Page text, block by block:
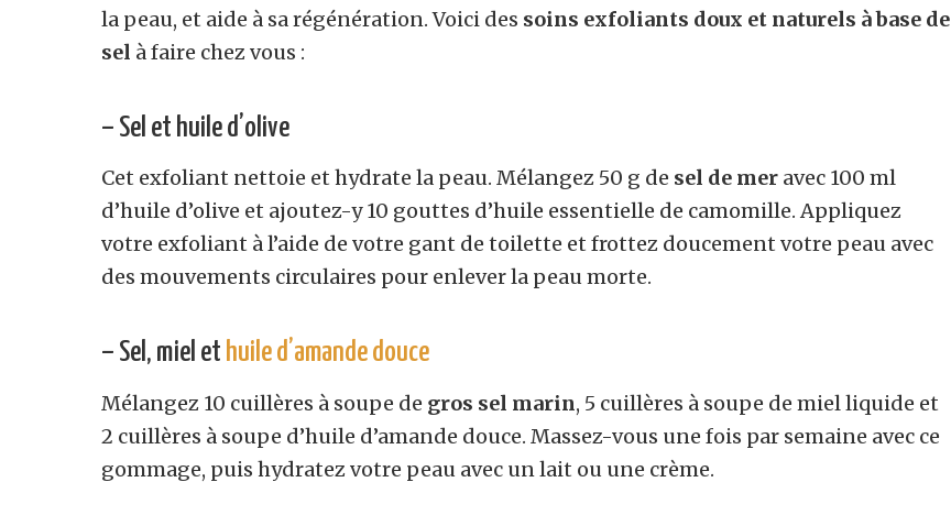
la peau, et aide à sa régénération. Voici des soins exfoliants doux et naturels à base de
sel à faire chez vous :
– Sel et huile d’olive
Cet exfoliant nettoie et hydrate la peau. Mélangez 50 g de sel de mer avec 100 ml
d’huile d’olive et ajoutez-y 10 gouttes d’huile essentielle de camomille. Appliquez
votre exfoliant à l’aide de votre gant de toilette et frottez doucement votre peau avec
des mouvements circulaires pour enlever la peau morte.
– Sel, miel et huile d’amande douce
Mélangez 10 cuillères à soupe de gros sel marin, 5 cuillères à soupe de miel liquide et
2 cuillères à soupe d’huile d’amande douce. Massez-vous une fois par semaine avec ce
gommage, puis hydratez votre peau avec un lait ou une crème.